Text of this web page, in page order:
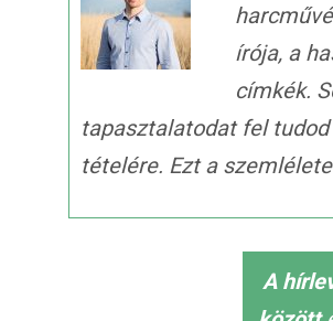
írója, a
címkék.
tapasztalatodat fel
tételére. Ezt a
A